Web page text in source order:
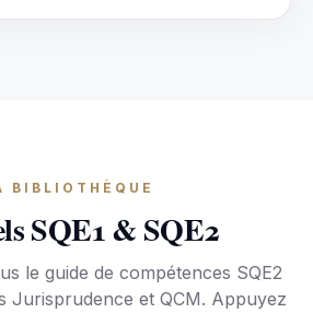
BIBLIOTHÈQUE
SQE1 & SQE2
le guide de compétences SQE2
Jurisprudence et QCM. Appuyez